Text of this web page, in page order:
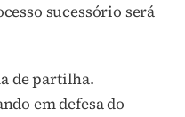
sucessório será
de partilha.
em defesa do